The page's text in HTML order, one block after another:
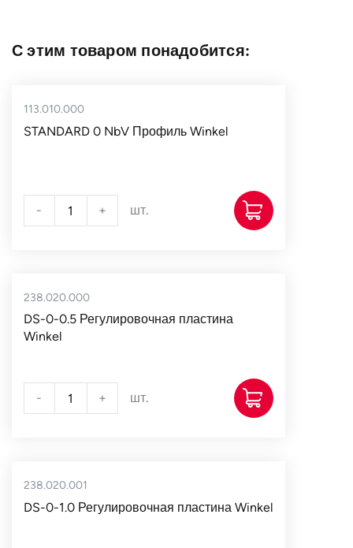
С этим товаром понадобится:
113.010.000
STANDARD 0 NbV Профиль Winkel
- + шт.
238.020.000
DS-0-0.5 Регулировочная пластина
Winkel
- + шт.
238.020.001
DS-0-1.0 Регулировочная пластина Winkel